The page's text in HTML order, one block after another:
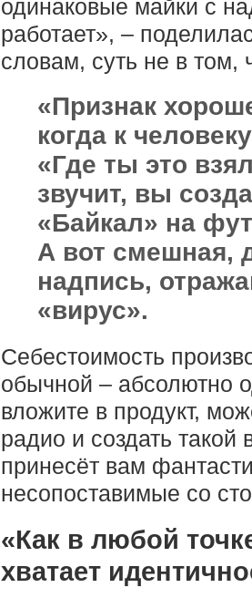
одинаковые майки с
работает», –
словам, суть не в том,
«Признак
когда к
«Где ты это
звучит, вы
«Байкал» на
А вот смешная,
надпись,
«вирус».
Себестоимость
обычной – абсолютно
вложите в продукт,
радио и создать
принесёт вам
несопоставимые со
«Как в любой
хватает